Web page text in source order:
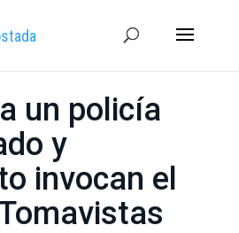
un policía
y
invocan el